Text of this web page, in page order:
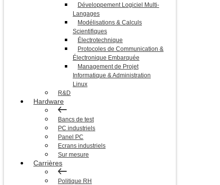
Développement Logiciel Multi-
Langages
Modélisations & Calculs
Scientifiques
Électrotechnique
Protocoles de Communication &
Électronique Embarquée
Management de Projet
Informatique & Administration
Linux
R&D
Hardware
Bancs de test
PC industriels
Panel PC
Ecrans industriels
Sur mesure
Carrières
Politique RH